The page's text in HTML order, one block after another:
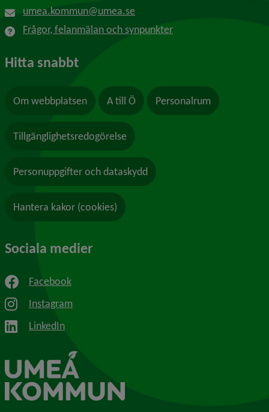
umea.kommun@umea.se
Frågor, felanmälan och synpunkter
Hitta snabbt
Om webbplatsen A till Ö Personalrum
Tillgänglighetsredogörelse
Personuppgifter och dataskydd
Hantera kakor (cookies)
Sociala medier
Facebook
Instagram
LinkedIn